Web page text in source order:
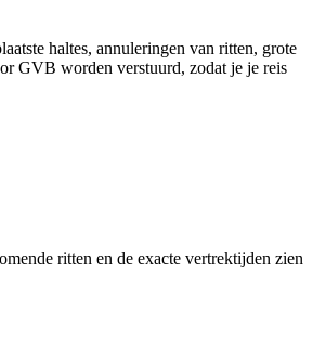
haltes, annuleringen van ritten, grote
GVB worden verstuurd, zodat je je reis
ritten en de exacte vertrektijden zien